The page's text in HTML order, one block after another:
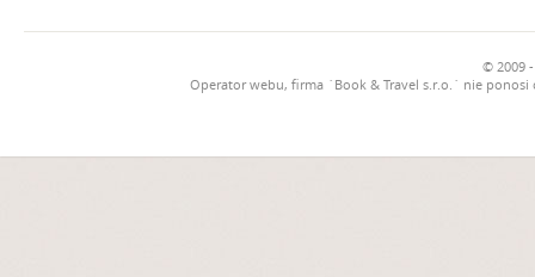
© 2009
Operator webu, firma `Book & Travel s.r.o.` nie